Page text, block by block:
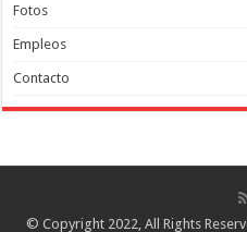
Fotos
Empleos
Contacto
© Copyright 2022, All Rights